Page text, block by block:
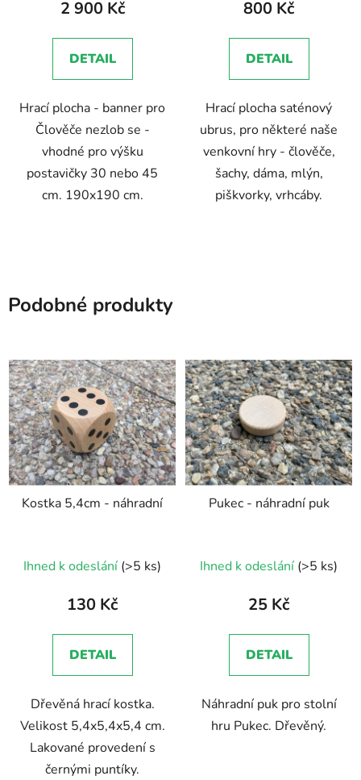
2 900 Kč
DETAIL
Hrací plocha - banner pro
Člověče nezlob se -
vhodné pro výšku
postavičky 30 nebo 45
cm. 190x190 cm.
800 Kč
DETAIL
Hrací plocha saténový
ubrus, pro některé naše
venkovní hry - člověče,
šachy, dáma, mlýn,
piškvorky, vrhcáby.
Podobné produkty
Kostka 5,4cm - náhradní
Ihned k odeslání (>5 ks)
130 Kč
DETAIL
Dřevěná hrací kostka.
Velikost 5,4x5,4x5,4 cm.
Lakované provedení s
černými puntíky.
Pukec - náhradní puk
hodnocení
produktu
5,0
z
hvězdiček.
Ihned k odeslání (>5 ks)
25 Kč
DETAIL
Náhradní puk pro stolní
hru Pukec. Dřevěný.